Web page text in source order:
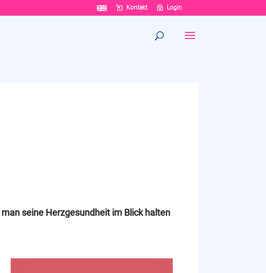
Kontakt Login
seine Herzgesundheit im Blick halten